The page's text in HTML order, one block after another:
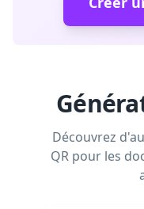
Découvrez
QR pour les